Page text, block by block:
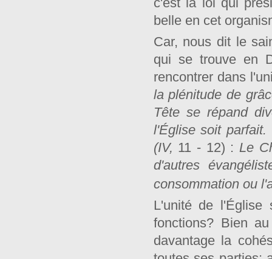
belle en cet
Car, nous dit le
qui se trouve en
rencontrer dans
la plénitude de
Tête se répand
l'Église soit
(IV, 11 - 12) :Le
d'autres
consommation ou
L'unité de l'Église
fonctions? Bien
davantage la